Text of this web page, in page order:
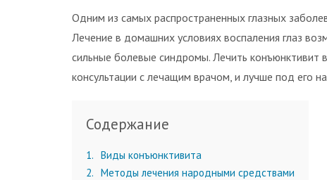
Одним из самых распространенных глазных
Лечение в домашних условиях воспаления глаз
сильные болевые синдромы. Лечить конъюнктивит
консультации с лечащим врачом, и лучше под его
Содержание
1
Виды конъюнктивита
2
Методы лечения народными средствами